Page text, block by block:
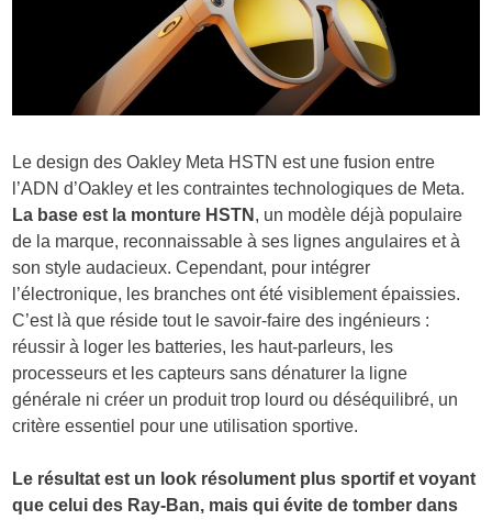
Le design des Oakley Meta HSTN est une fusion entre
La base est la monture HSTN , un modèle déjà populaire
de la marque, reconnaissable à ses lignes angulaires et à
son style audacieux. Cependant, pour intégrer
l’électronique, les branches ont été visiblement épaissies.
C’est là que réside tout le savoir-faire des ingénieurs :
réussir à loger les batteries, les haut-parleurs, les
processeurs et les capteurs sans dénaturer la ligne
générale ni créer un produit trop lourd ou déséquilibré, un
critère essentiel pour une utilisation sportive.
Le résultat est un look résolument plus sportif et voyant
que celui des Ray-Ban, mais qui évite de tomber dans